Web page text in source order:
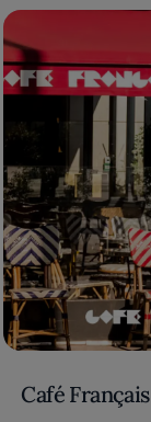
Café Français